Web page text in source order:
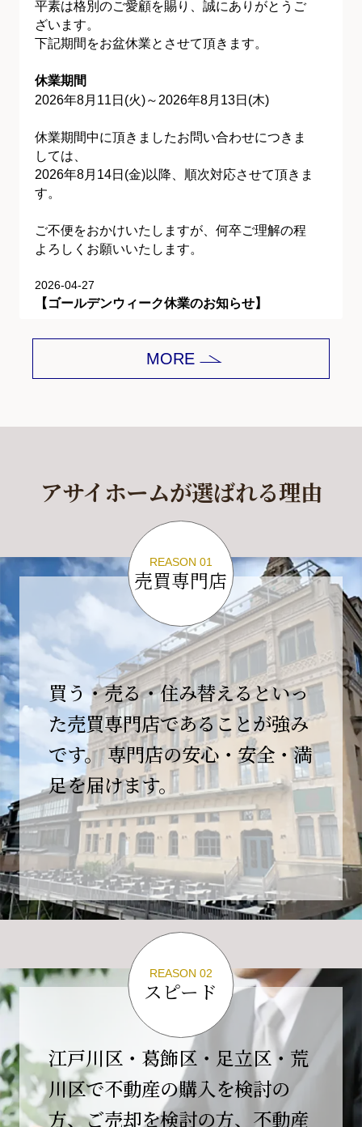
平素は格別のご愛顧を賜り、誠にありがとうご
ざいます。
下記期間をお盆休業とさせて頂きます。
休業期間
2026年8月11日(火)～2026年8月13日(木)
休業期間中に頂きましたお問い合わせにつきま
しては、
2026年8月14日(金)以降、順次対応させて頂きま
す。
ご不便をおかけいたしますが、何卒ご理解の程
よろしくお願いいたします。
2026-04-27
【ゴールデンウィーク休業のお知らせ】
平素は格別のご愛顧を賜り、誠にありがとうご
下記期間をゴールデンウィーク休業とさせて頂
休業期間中に頂きましたお問い合わせにつきま
2026年5月7日(木)以降、順次対応させて頂きま
ご不便をおかけいたしますが、何卒ご理解の程
よろしくお願いいたします。
2026-04-17
【臨時休業のお知らせ】
平素より格別のご愛顧を賜り、誠にありがとう
ございます。
誠に勝手ながら、弊社開業10周年イベント開催
の為、
４月２６日(日)は臨時休業とさせていただきま
す。
これもひとえに皆様のご支援の賜物と、心より感謝申し上
げます。
ご不便をおかけしますが、何卒よろしくお願い
いたします。
翌日より通常営業いたします。
【開業10周年のご挨拶】
平素より格別のご高配を賜り、誠にありがとう
ございます。
おかげさまで当社は、2026年2月1日をもちまし
て開業10周年を迎えることができました。
MORE
アサイホームが選ばれる理由
REASON 01
売買専門店
買う・売る・住み替えるといっ
た売買専門店であることが強み
です。 専門店の安心・安全・満
足を届けます。
REASON 02
スピード
江戸川区・葛飾区・足立区・荒
川区で不動産の購入を検討の
方、ご売却を検討の方、不動産